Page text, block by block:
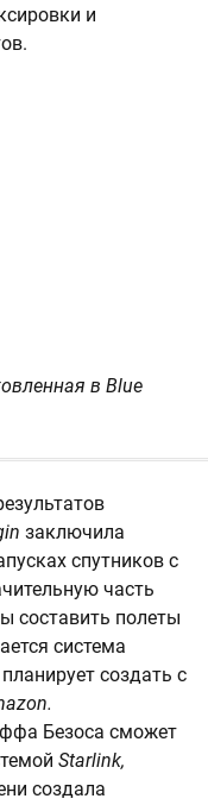
и
в Blue
заключила
спутников с
часть
составить полеты
система
создать с
Безоса сможет
Starlink,
создала